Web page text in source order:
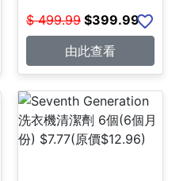
$ 499.99 $399.99
由此查看